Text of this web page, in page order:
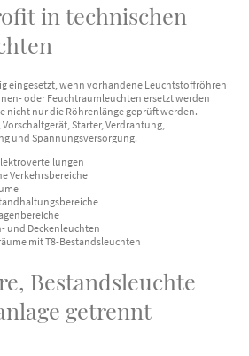
in technischen
eingesetzt, wenn vorhandene Leuchtstoffröhren
oder Feuchtraumleuchten ersetzt werden
nicht nur die Röhrenlänge geprüft werden.
Starter, Verdrahtung,
und Spannungsversorgung.
Verkehrsbereiche
und Deckenleuchten
mit T8-Bestandsleuchten
Bestandsleuchte
getrennt